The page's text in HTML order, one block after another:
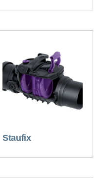
Staufix